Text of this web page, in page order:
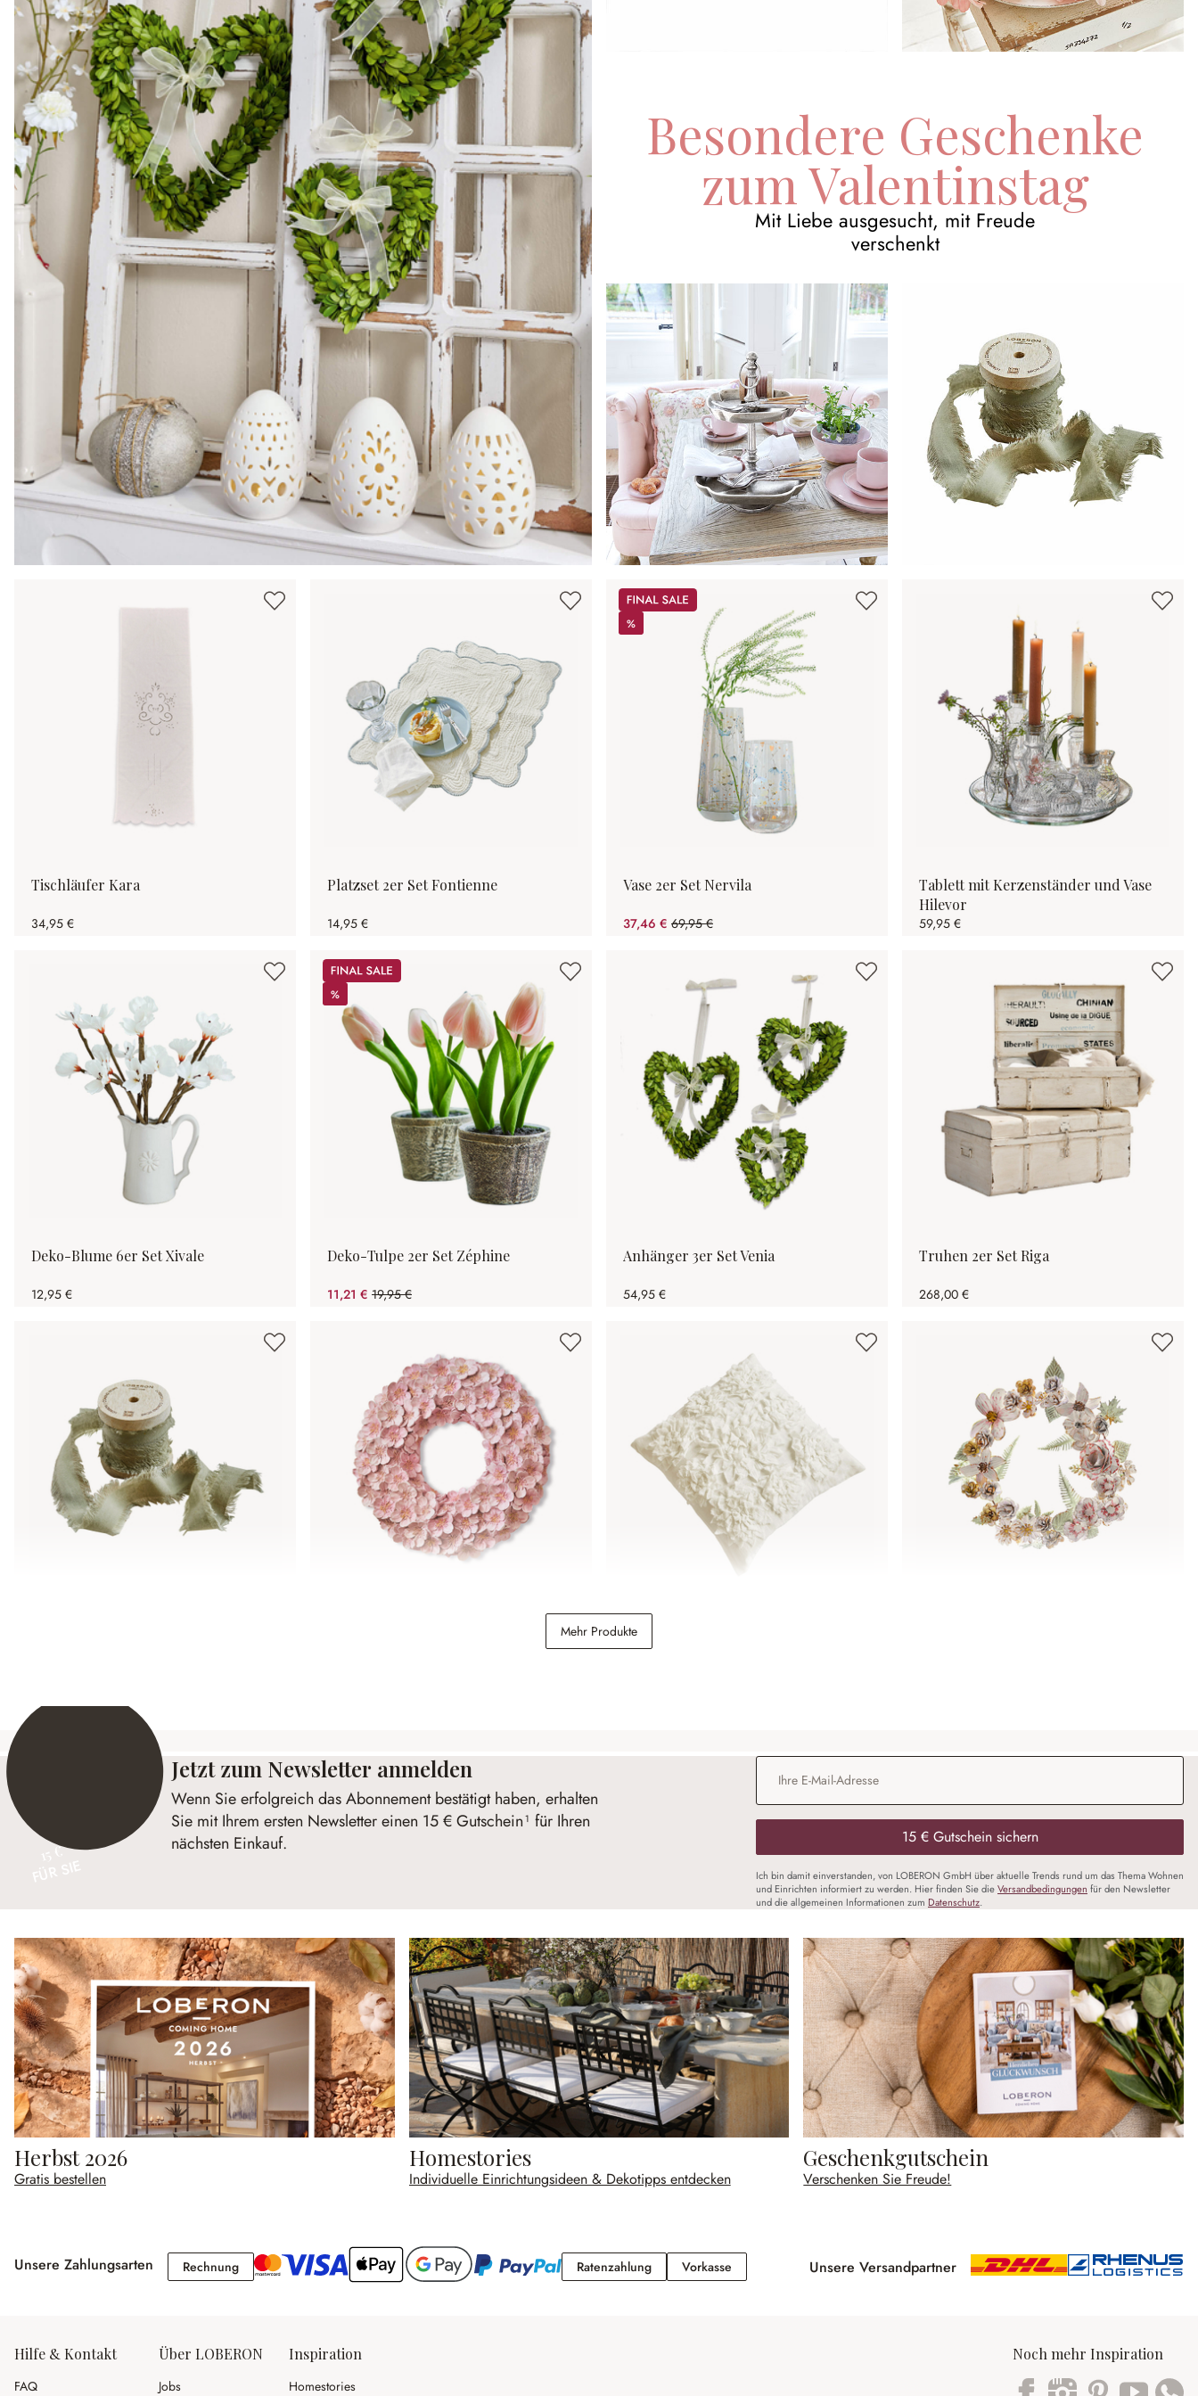
Besondere Geschenke
zum Valentinstag
Mit Liebe ausgesucht, mit Freude
verschenkt
Tischläufer Kara
34,95 €
Platzset 2er Set Fontienne
14,95 €
Sale
%
%
Vase 2er Set Nervila
37,46 € 69,95 €
(46.45% gespart)
Tablett mit Kerzenständer und Vase
Hilevor
59,95 €
Deko-Blume 6er Set Xivale
12,95 €
Sale
%
%
Deko-Tulpe 2er Set Zéphine
11,21 € 19,95 €
(43.81% gespart)
Anhänger 3er Set Venia
54,95 €
Truhen 2er Set Riga
268,00 €
Kissenhülle Dorevil
Mehr Produkte
15 €
Jetzt zum Newsletter anmelden
Wenn Sie erfolgreich das Abonnement bestätigt haben, erhalten
Sie mit Ihrem ersten Newsletter einen 15 € Gutschein¹ für Ihren
nächsten Einkauf.
E-Mail-Adresse
15 € Gutschein sichern
Ich bin damit einverstanden, von LOBERON GmbH über aktuelle Trends rund um das Thema Wohnen
und Einrichten informiert zu werden. Hier finden Sie dieVersandbedingungen für den Newsletter
und die allgemeinen Informationen zum Datenschutz.
Herbst 2026
Gratis bestellen
Homestories
Individuelle Einrichtungsideen & Dekotipps entdecken
Geschenkgutschein
Verschenken Sie Freude!
Unsere Zahlungsarten RechnungRechnung RatenzahlungRatenzahlung
VorkasseVorkasse Unsere Versandpartner
Hilfe & Kontakt
FAQ
Über LOBERON
Jobs
Inspiration
Homestories
Noch mehr Inspiration